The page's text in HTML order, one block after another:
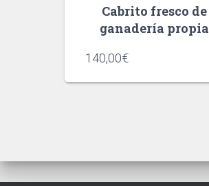
Cabrito fresco de
ganadería propia
140,00€